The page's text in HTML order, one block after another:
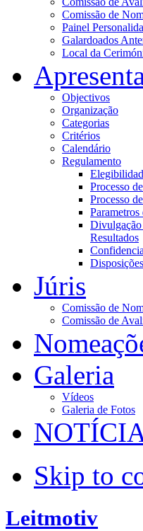
Comissão de
Painel
Galardoados
Local da
Objectivos
Organização
Categorias
Critérios
Calendário
Regulamento
Processo
Processo
Divulgação
Resultados
Júris
Comissão de
Comissão de
Galeria
Vídeos
Galeria de Fotos
Skip to
Leitmotiv